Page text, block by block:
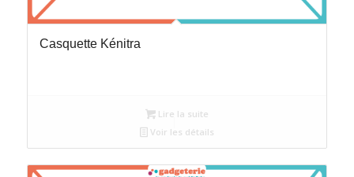
Casquette Kénitra
Lire la suite
Voir les détails